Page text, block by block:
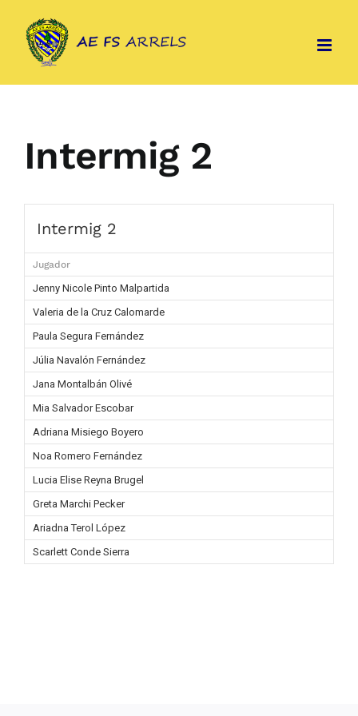
content
Intermig 2
Intermig 2
Jugador
Jenny Nicole Pinto Malpartida
Valeria de la Cruz Calomarde
Paula Segura Fernández
Júlia Navalón Fernández
Jana Montalbán Olivé
Mia Salvador Escobar
Adriana Misiego Boyero
Noa Romero Fernández
Lucia Elise Reyna Brugel
Greta Marchi Pecker
Ariadna Terol López
Scarlett Conde Sierra